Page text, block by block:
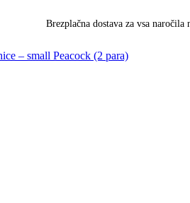
Brezplačna dostava za vsa naročila